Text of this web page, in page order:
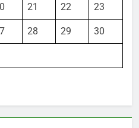
21 22 23
28 29 30